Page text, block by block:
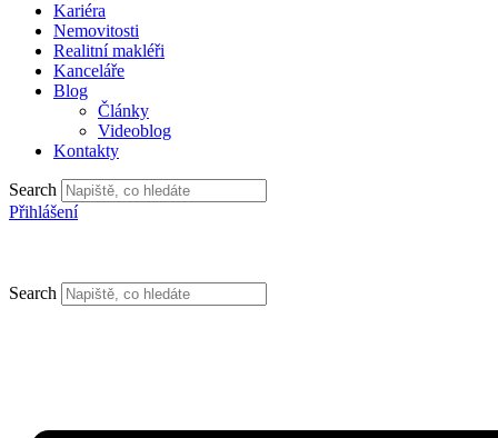
Kariéra
Nemovitosti
Realitní makléři
Kanceláře
Blog
Články
Videoblog
Kontakty
Search
Přihlášení
Search